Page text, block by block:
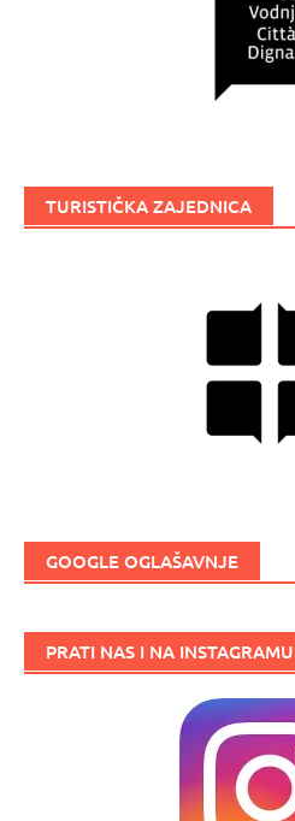
TURISTIČKA ZAJEDNICA
GOOGLE OGLAŠAVNJE
PRATI NAS I NA INSTAGRAMU